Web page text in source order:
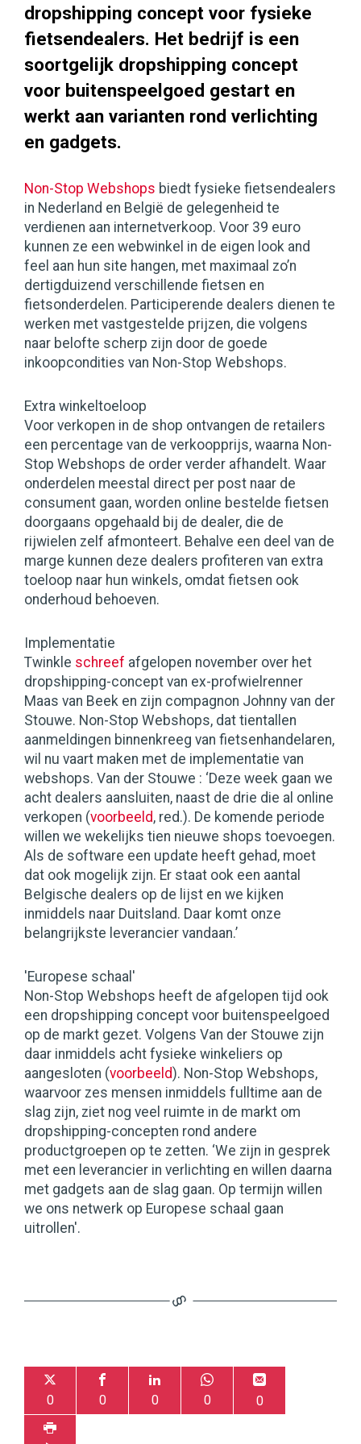
dropshipping concept voor fysieke
fietsendealers. Het bedrijf is een
soortgelijk dropshipping concept
voor buitenspeelgoed gestart en
werkt aan varianten rond verlichting
en gadgets.
Non-Stop Webshops biedt fysieke fietsendealers
in Nederland en België de gelegenheid te
verdienen aan internetverkoop. Voor 39 euro
kunnen ze een webwinkel in de eigen look and
feel aan hun site hangen, met maximaal zo’n
dertigduizend verschillende fietsen en
fietsonderdelen. Participerende dealers dienen te
werken met vastgestelde prijzen, die volgens
naar belofte scherp zijn door de goede
inkoopcondities van Non-Stop Webshops.
Extra winkeltoeloop
Voor verkopen in de shop ontvangen de retailers
een percentage van de verkoopprijs, waarna Non-
Stop Webshops de order verder afhandelt. Waar
onderdelen meestal direct per post naar de
consument gaan, worden online bestelde fietsen
doorgaans opgehaald bij de dealer, die de
rijwielen zelf afmonteert. Behalve een deel van de
marge kunnen deze dealers profiteren van extra
toeloop naar hun winkels, omdat fietsen ook
onderhoud behoeven.
Implementatie
Twinkle schreef afgelopen november over het
dropshipping-concept van ex-profwielrenner
Maas van Beek en zijn compagnon Johnny van der
Stouwe. Non-Stop Webshops, dat tientallen
aanmeldingen binnenkreeg van fietsenhandelaren,
wil nu vaart maken met de implementatie van
webshops. Van der Stouwe : ‘Deze week gaan we
acht dealers aansluiten, naast de drie die al online
verkopen (voorbeeld, red.). De komende periode
willen we wekelijks tien nieuwe shops toevoegen.
Als de software een update heeft gehad, moet
dat ook mogelijk zijn. Er staat ook een aantal
Belgische dealers op de lijst en we kijken
inmiddels naar Duitsland. Daar komt onze
belangrijkste leverancier vandaan.’
'Europese schaal'
Non-Stop Webshops heeft de afgelopen tijd ook
een dropshipping concept voor buitenspeelgoed
op de markt gezet. Volgens Van der Stouwe zijn
daar inmiddels acht fysieke winkeliers op
aangesloten (voorbeeld). Non-Stop Webshops,
waarvoor zes mensen inmiddels fulltime aan de
slag zijn, ziet nog veel ruimte in de markt om
dropshipping-concepten rond andere
productgroepen op te zetten. ‘We zijn in gesprek
met een leverancier in verlichting en willen daarna
met gadgets aan de slag gaan. Op termijn willen
we ons netwerk op Europese schaal gaan
uitrollen'.
0 0 0 0 0